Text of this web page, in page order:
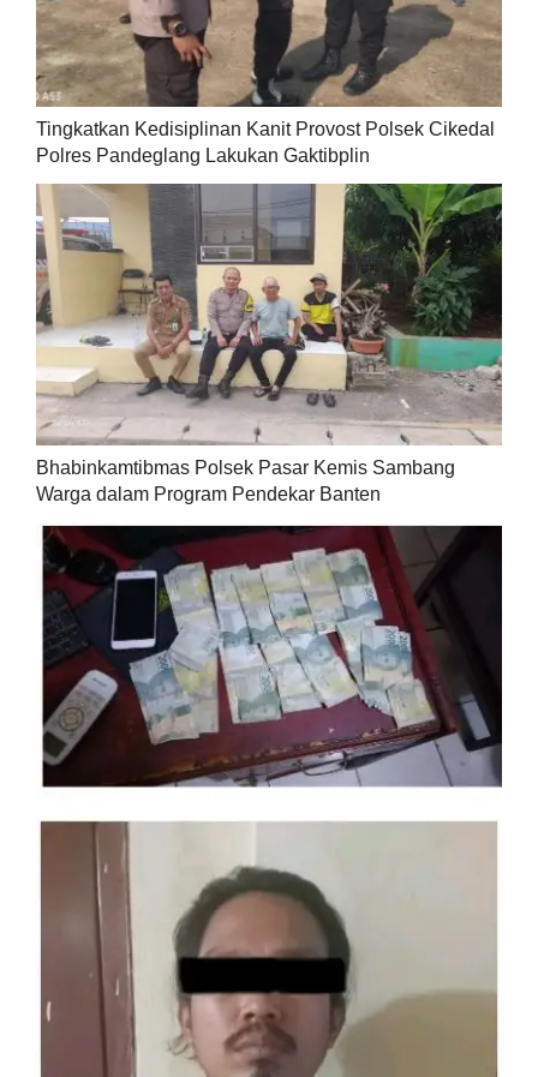
Tingkatkan Kedisiplinan Kanit Provost Polsek Cikedal
Polres Pandeglang Lakukan Gaktibplin
Bhabinkamtibmas Polsek Pasar Kemis Sambang
Warga dalam Program Pendekar Banten